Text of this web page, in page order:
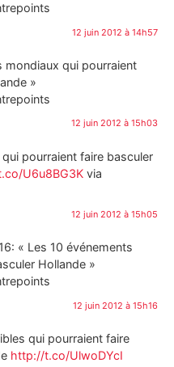
12 juin 2012 à 14h57
mondiaux qui pourraient
»
12 juin 2012 à 15h03
pourraient faire basculer
U6u8BG3K via
12 juin 2012 à 15h05
« Les 10 événements
Hollande »
12 juin 2012 à 15h16
qui pourraient faire
http://t.co/UlwoDYcI